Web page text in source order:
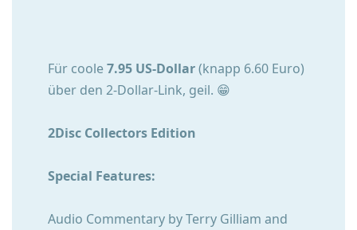
Für coole7.95 US-Dollar(knapp 6.60 Euro)
über den 2-Dollar-Link, geil. 😁
2Disc Collectors Edition
Special Features:
Audio Commentary by Terry Gilliam and